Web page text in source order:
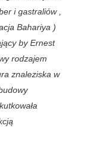
i gastraliów ,
Bahariya )
by Ernest
rodzajem
znaleziska w